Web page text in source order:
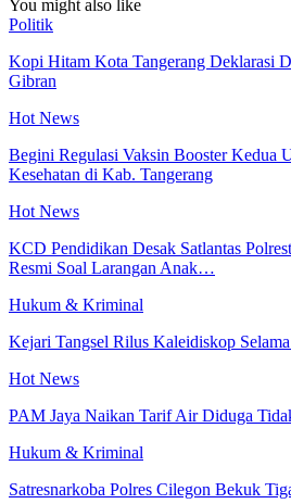
You might also like
Politik
Kopi Hitam Kota Tangerang Deklarasi
Gibran
Hot News
Begini Regulasi Vaksin Booster Kedua
Kesehatan di Kab. Tangerang
Hot News
KCD Pendidikan Desak Satlantas
Resmi Soal Larangan Anak…
Hukum & Kriminal
Kejari Tangsel Rilus Kaleidiskop
Hot News
PAM Jaya Naikan Tarif Air Diduga
Hukum & Kriminal
Satresnarkoba Polres Cilegon Bekuk